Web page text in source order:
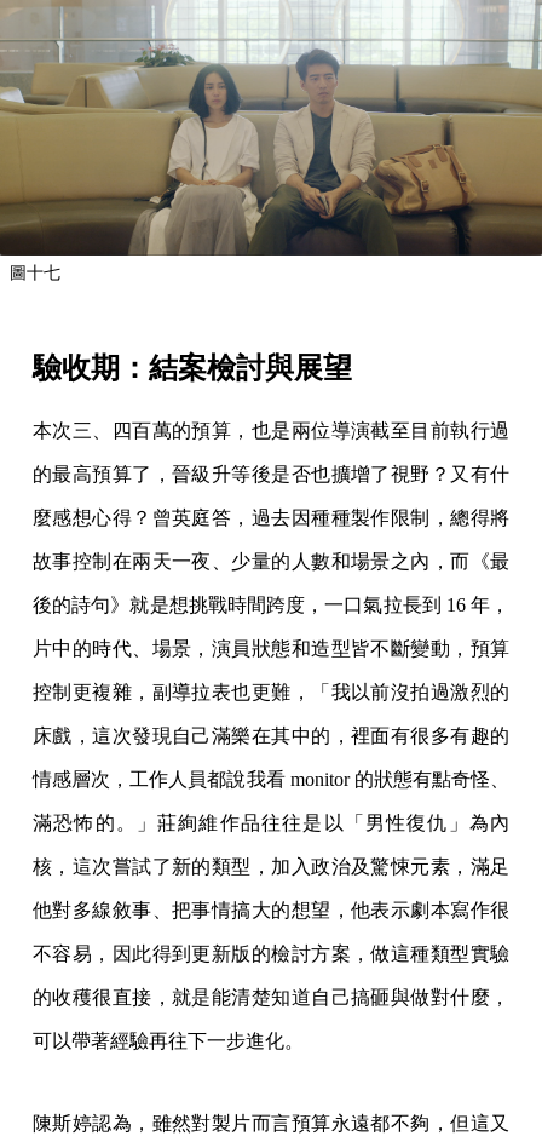
圖十七
驗收期：結案檢討與展望
本次三、四百萬的預算，也是兩位導演截至目前執行過
的最高預算了，晉級升等後是否也擴增了視野？又有什
麼感想心得？曾英庭答，過去因種種製作限制，總得將
故事控制在兩天一夜、少量的人數和場景之內，而《最
後的詩句》就是想挑戰時間跨度，一口氣拉長到 16 年，
片中的時代、場景，演員狀態和造型皆不斷變動，預算
控制更複雜，副導拉表也更難，「我以前沒拍過激烈的
床戲，這次發現自己滿樂在其中的，裡面有很多有趣的
情感層次，工作人員都說我看 monitor 的狀態有點奇怪、
滿恐怖的。」莊絢維作品往往是以「男性復仇」為內
核，這次嘗試了新的類型，加入政治及驚悚元素，滿足
他對多線敘事、把事情搞大的想望，他表示劇本寫作很
不容易，因此得到更新版的檢討方案，做這種類型實驗
的收穫很直接，就是能清楚知道自己搞砸與做對什麼，
可以帶著經驗再往下一步進化。
陳斯婷認為，雖然對製片而言預算永遠都不夠，但這又